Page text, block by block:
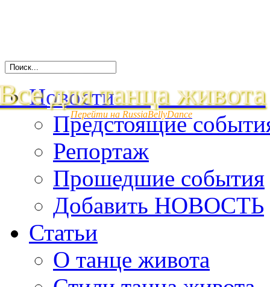
для танца живота
Перейти на RussiaBellyDance
Новости
Предстоящие
Репортаж
Прошедшие события
Добавить НОВОСТЬ
Статьи
О танце живота